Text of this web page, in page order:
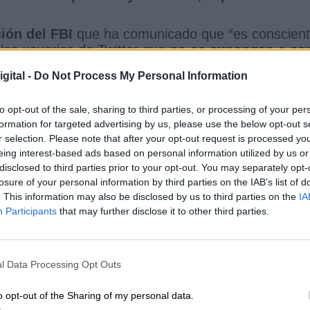
- Do Not Process My Personal Information
opt-out of the sale, sharing to third parties, or processing of your
for targeted advertising by us, please use the below opt-out
selection. Please note that after your opt-out request is processed
interest-based ads based on personal information utilized by us
to third parties prior to your opt-out. You may separately
of your personal information by third parties on the IAB’s list of
This information may also be disclosed by us to third parties on the
Participants that may further disclose it to other third parties.
Data Processing Opt Outs
opt-out of the Sharing of my personal data.
del FBI que ha comunicado que “es
usuarios de Twitter queno se expongan a ser
cuentas Twitter Cuentas verificadas Twitter
Kim Kardashian
RELACIONADAS